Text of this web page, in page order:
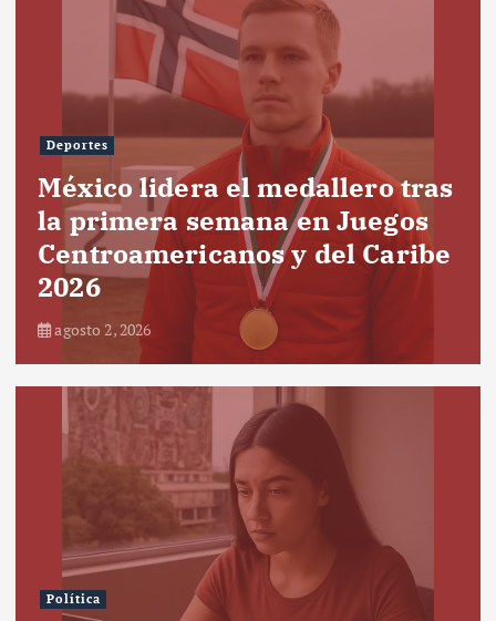
Deportes
México lidera el medallero tras
la primera semana en Juegos
Centroamericanos y del Caribe
2026
agosto 2, 2026
Política